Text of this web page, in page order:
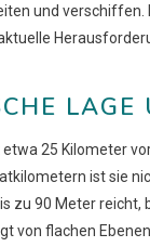
und
etwa 25 Kilometer
ist sie
zu 90 Meter
von flachen